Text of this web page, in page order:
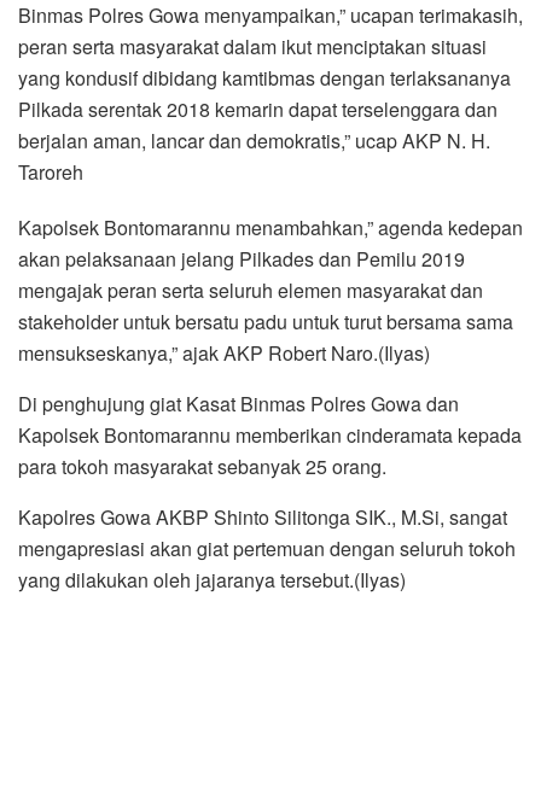
Binmas Polres Gowa menyampaikan,” ucapan terimakasih,
peran serta masyarakat dalam ikut menciptakan situasi
yang kondusif dibidang kamtibmas dengan terlaksananya
Pilkada serentak 2018 kemarin dapat terselenggara dan
berjalan aman, lancar dan demokratis,” ucap AKP N. H.
Taroreh
Kapolsek Bontomarannu menambahkan,” agenda kedepan
akan pelaksanaan jelang Pilkades dan Pemilu 2019
mengajak peran serta seluruh elemen masyarakat dan
stakeholder untuk bersatu padu untuk turut bersama sama
mensukseskanya,” ajak AKP Robert Naro.(Ilyas)
Di penghujung giat Kasat Binmas Polres Gowa dan
Kapolsek Bontomarannu memberikan cinderamata kepada
para tokoh masyarakat sebanyak 25 orang.
Kapolres Gowa AKBP Shinto Silitonga SIK., M.Si, sangat
mengapresiasi akan giat pertemuan dengan seluruh tokoh
yang dilakukan oleh jajaranya tersebut.(Ilyas)